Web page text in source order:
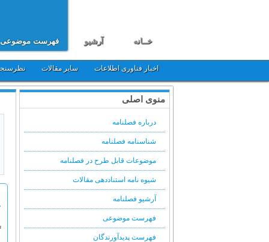
خــانه آرشیو فهرست موضوعی
اخبار فناوری اطلاعات سایر مقالات
منوی اصلی
درباره فصلنامه
شناسنامه فصلنامه
موضوعات قابل طرح در فصلنامه
شیوه نامه استناددهی مقالات
آرشیو فصلنامه
فهرست موضوعی
فهرست پدیدآورندگان